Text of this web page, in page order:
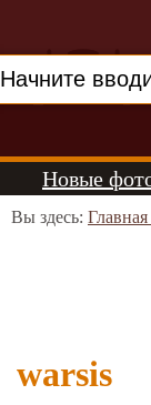
Новые
Вы здесь:
warsis